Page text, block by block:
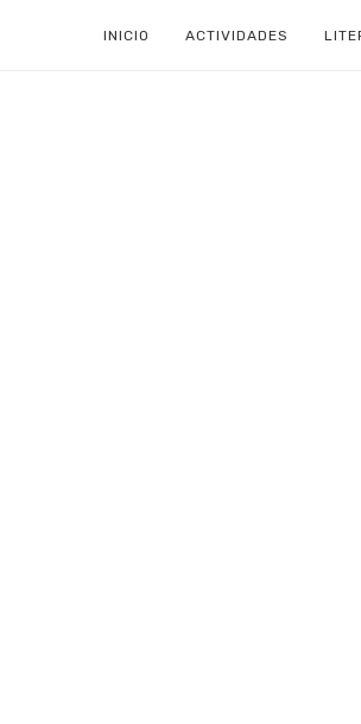
INICIO ACTIVIDADES